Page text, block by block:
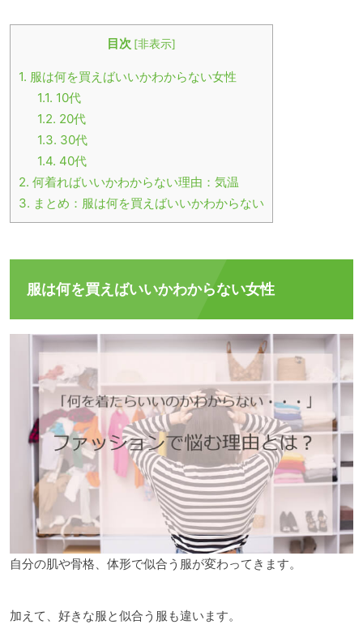
目次 [非表示]
1. 服は何を買えばいいかわからない女性
1.1. 10代
1.2. 20代
1.3. 30代
1.4. 40代
2. 何着ればいいかわからない理由：気温
3. まとめ：服は何を買えばいいかわからない
服は何を買えばいいかわからない女性
自分の肌や骨格、体形で似合う服が変わってきます。
加えて、好きな服と似合う服も違います。